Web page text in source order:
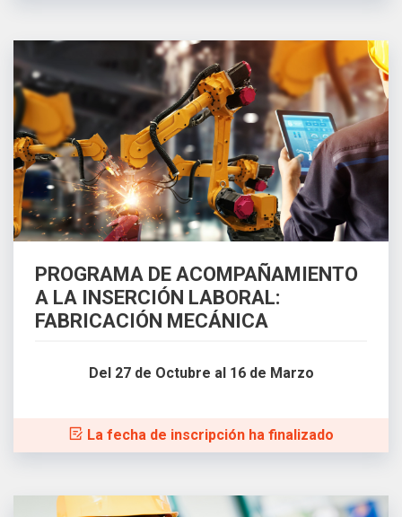
PROGRAMA DE ACOMPAÑAMIENTO
A LA INSERCIÓN LABORAL:
FABRICACIÓN MECÁNICA
Del 27 de Octubre al 16 de Marzo
La fecha de inscripción ha finalizado